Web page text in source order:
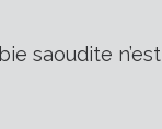
saoudite n’est